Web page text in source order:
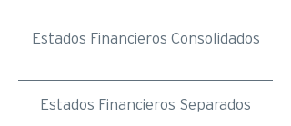
Estados Financieros Consolidados
Estados Financieros Separados